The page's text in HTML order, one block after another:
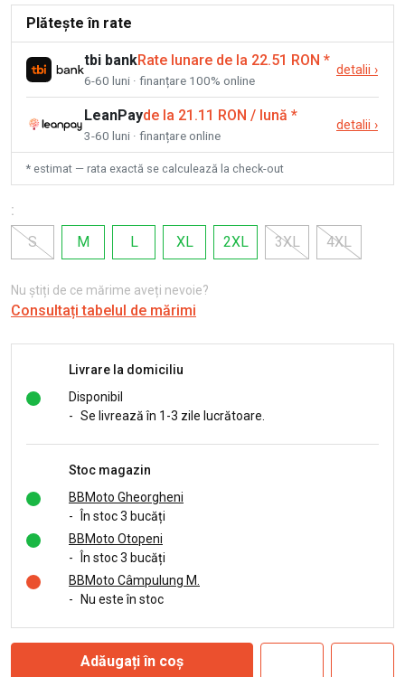
Plătește în rate
tbi bankRate lunare de la 22.51 RON *
6-60 luni · finanțare 100% online
detalii ›
LeanPayde la 21.11 RON / lună *
3-60 luni · finanțare online
detalii ›
* estimat — rata exactă se calculează la check-out
:
S
M L XL 2XL 3XL 4XL
Nu știți de ce mărime aveți nevoie?
Consultați tabelul de mărimi
Livrare la domiciliu
Disponibil
- Se livrează în 1-3 zile lucrătoare.
Stoc magazin
BBMoto Gheorgheni
-
În stoc 3 bucăți
BBMoto Otopeni
-
În stoc 3 bucăți
BBMoto Câmpulung M.
-
Nu este în stoc
Adăugați în coș